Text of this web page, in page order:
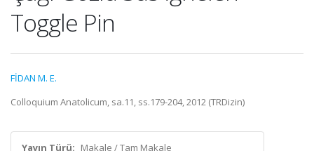
Toggle Pin
FİDAN M. E.
Colloquium Anatolicum, sa.11, ss.179-204, 2012 (TRDizin)
Yayın Türü: Makale / Tam Makale